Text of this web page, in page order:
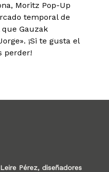
Moritz Pop-Up
temporal de
Gauzak
¡Si te gusta el
perder!
Pérez, diseñadores